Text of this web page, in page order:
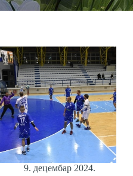
9. децембар 2024.